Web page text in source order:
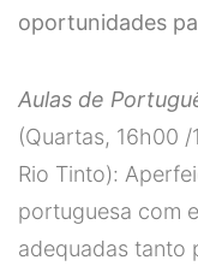
oportunidades
Aulas de
(Quartas, 16h00
Rio Tinto):
portuguesa com
adequadas tanto